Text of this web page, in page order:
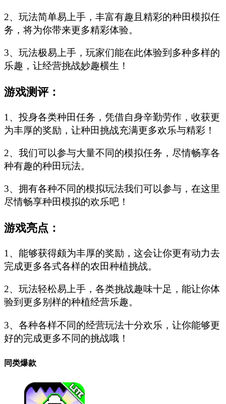
2、玩法简单易上手，丰富有趣且精彩的种田模拟任
务，将为你带来更多精彩体验。
3、玩法极易上手，玩家们能在此体验到多种多样的
乐趣，让经营挑战妙趣横生！
游戏测评：
1、投身各类种田任务，凭借自身辛勤劳作，收获更
为丰厚的奖励，让种田挑战充满更多欢乐与精彩！
2、我们可以参与大量不同的模拟任务，尽情畅享各
种有趣的种田玩法。
3、拥有各种不同的模拟玩法我们可以参与，在这里
尽情畅享种田模拟的欢乐吧！
游戏亮点：
1、能够获得颇为丰厚的奖励，这会让你更有动力去
完成更多各式各样的农田种植挑战。
2、玩法轻松易上手，各类挑战趣味十足，能让你体
验到更多别样的种植经营乐趣。
3、各种各样不同的经营玩法十分欢乐，让你能够更
好的完成更多不同的挑战哦！
同类爆款